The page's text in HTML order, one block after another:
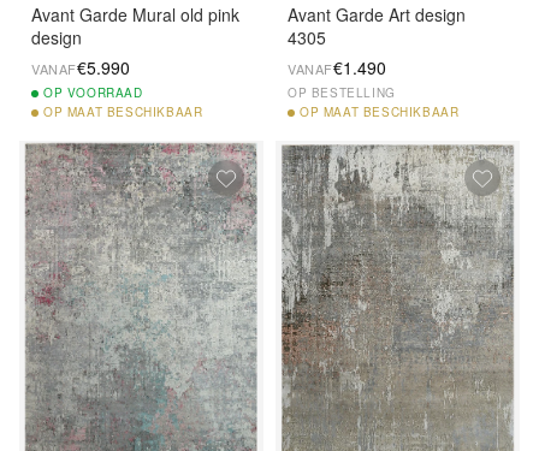
Avant Garde Mural old pink
design
VANAF€5.990
OP VOORRAAD
OP MAAT BESCHIKBAAR
Avant Garde Art design
4305
VANAF€1.490
OP BESTELLING
OP MAAT BESCHIKBAAR